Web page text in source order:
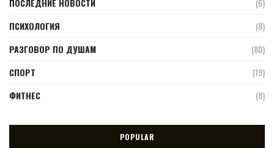
ПОСЛЕДНИЕ НОВОСТИ
(6)
ПСИХОЛОГИЯ
(8)
РАЗГОВОР ПО ДУШАМ
(80)
СПОРТ
(19)
ФИТНЕС
(8)
POPULAR